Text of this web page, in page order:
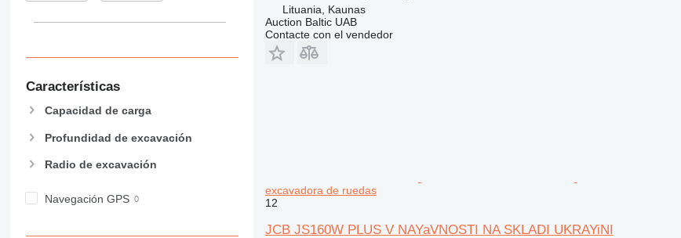
Características
Capacidad de carga
Profundidad de excavación
Radio de excavación
Navegación GPS
Lituania, Kaunas
Auction Baltic UAB
Contacte con el vendedor
excavadora de ruedas
12
JCB JS160W PLUS V NAYaVNOSTI NA SKLADI UKRAYiNI